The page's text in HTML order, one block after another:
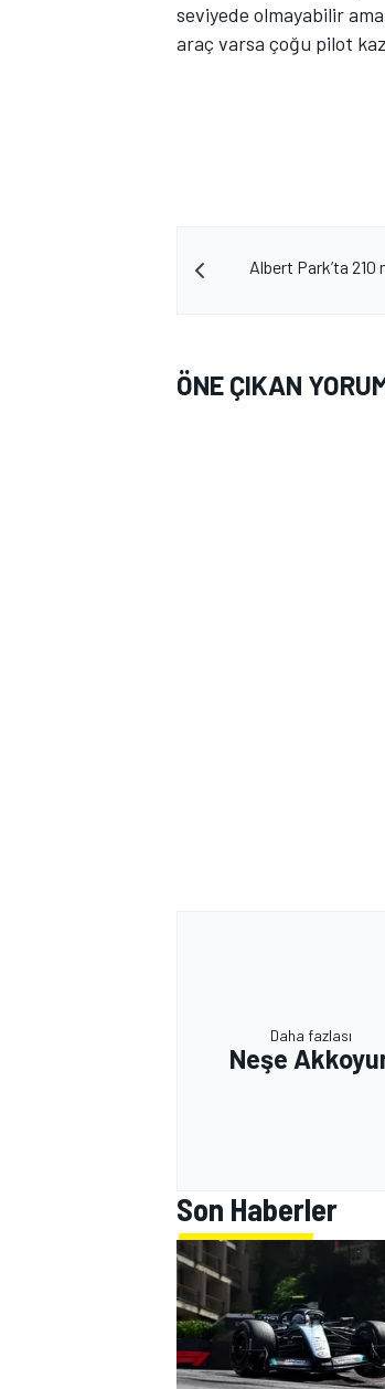
seviyede olmayabilir
araç varsa çoğu pilot
Albert Park’ta
ÖNE ÇIKAN
Daha fazlası
Neşe
Son Haberler